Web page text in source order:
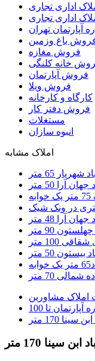
اداری تجاری
اداری تجاری
آپارتمان تهران
باغ وزمین
فروش مغازه
خانه کلنگی
فروش آپارتمان
فروش ویلا
کارگاه و کارخانه
فروش دفتر کار
مستغلات
انبوه سازان
املاک مشابه
65 متر
آرا 50 متر
48 متر
90 متر
100 متر
50 متر
70 متر
املاک مشاورين
تا 100
170 متر
170 متر